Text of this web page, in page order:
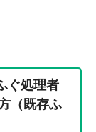
ぐ処理者
（既存ふ